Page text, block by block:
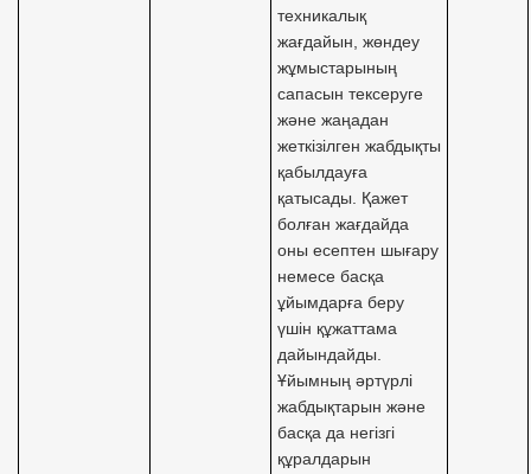
техникалық
жағдайын, жөндеу
жұмыстарының
сапасын тексеруге
және жаңадан
жеткізілген жабдықты
қабылдауға
қатысады. Қажет
болған жағдайда
оны есептен шығару
немесе басқа
ұйымдарға беру
үшін құжаттама
дайындайды.
Ұйымның әртүрлі
жабдықтарын және
басқа да негізгі
құралдарын